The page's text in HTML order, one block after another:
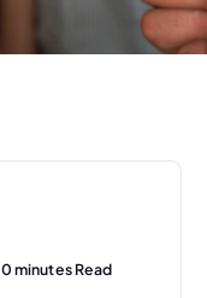
0 minutes Read